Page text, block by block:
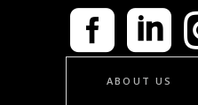
ABOUT US